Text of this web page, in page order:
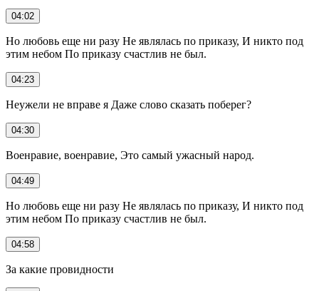
04:02
Но любовь еще ни разу Не являлась по приказу, И никто под
этим небом По приказу счастлив не был.
04:23
Неужели не вправе я Даже слово сказать поберег?
04:30
Военравие, военравие, Это самый ужасный народ.
04:49
Но любовь еще ни разу Не являлась по приказу, И никто под
этим небом По приказу счастлив не был.
04:58
За какие провидности